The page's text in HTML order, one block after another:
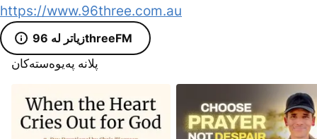
https://www.96three.com.au
زیاتر لە 96threeFM
پلانە پەیوەستەکان